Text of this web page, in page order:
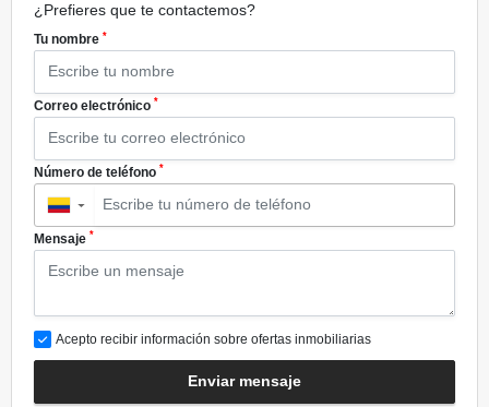
¿Prefieres que te contactemos?
Tu nombre *
Correo electrónico *
Número de teléfono *
▼
Mensaje *
Acepto recibir información sobre ofertas inmobiliarias
Enviar mensaje